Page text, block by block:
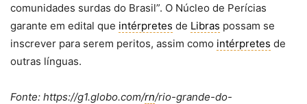
comunidades surdas do Brasil”. O Núcleo de Perícias
garante em edital que intérpretes de Libras possam se
inscrever para serem peritos, assim como intérpretes de
outras línguas.
Fonte: https://g1.globo.com/rn/rio-grande-do-